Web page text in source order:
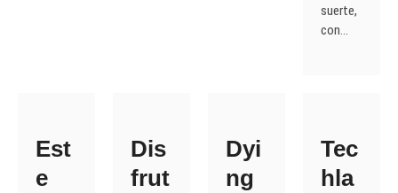
suerte,
con…
Est
e
Dis
frut
Dyi
ng
Tec
hla